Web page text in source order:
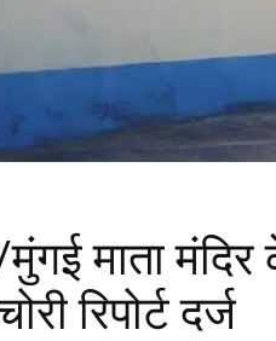
माता
रिपोर्ट दर्ज